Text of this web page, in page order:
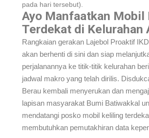
pada hari tersebut).
Ayo Manfaatkan Mobil
Terdekat di Kelurahan
Rangkaian gerakan Lajebol Proaktif
akan berhenti di sini dan siap
perjalanannya ke titik-titik kelurahan
jadwal makro yang telah dirilis.
Berau kembali menyerukan dan
lapisan masyarakat Bumi Batiwakkal
mendatangi posko mobil keliling
membutuhkan pemutakhiran data